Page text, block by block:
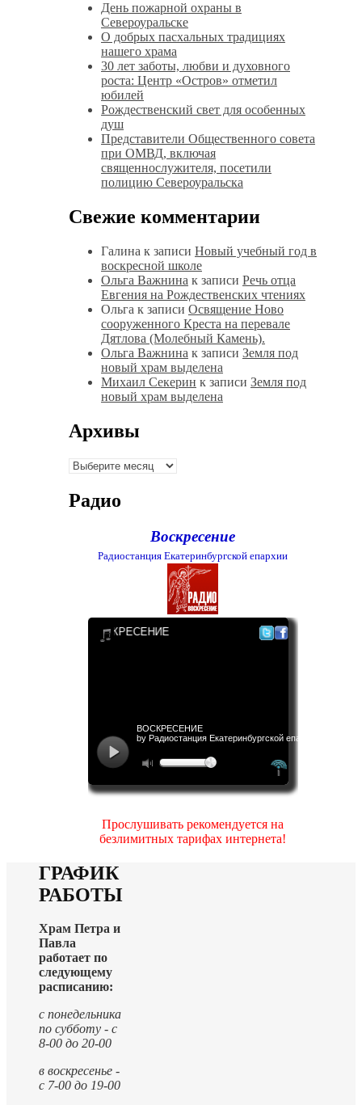
День пожарной охраны в
Североуральске
О добрых пасхальных традициях
нашего храма
30 лет заботы, любви и духовного
роста: Центр «Остров» отметил
юбилей
Рождественский свет для особенных
душ
Представители Общественного совета
при ОМВД, включая
священнослужителя, посетили
полицию Североуральска
Свежие комментарии
Галина к записи Новый учебный год в
воскресной школе
Ольга Важнина к записи Речь отца
Евгения на Рождественских чтениях
Ольга к записи Освящение Ново
сооруженного Креста на перевале
Дятлова (Молебный Камень).
Ольга Важнина к записи Земля под
новый храм выделена
Михаил Секерин к записи Земля под
новый храм выделена
Архивы
Архивы
Радио
Воскресение
Радиостанция Екатеринбургской епархии
Прослушивать рекомендуется на
безлимитных тарифах интернета!
ГРАФИК
РАБОТЫ
Храм Петра и
Павла
работает по
следующему
расписанию:
с понедельника
по субботу - с
8-00 до 20-00
в воскресенье -
с 7-00 до 19-00